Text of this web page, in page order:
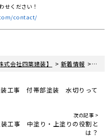
ください！
contact/
会社四葉建装】 > 新着情報 > 屋根
工事 付帯部塗装 水切りって
次の記事 >
工事 中塗り・上塗りの役割と
は？